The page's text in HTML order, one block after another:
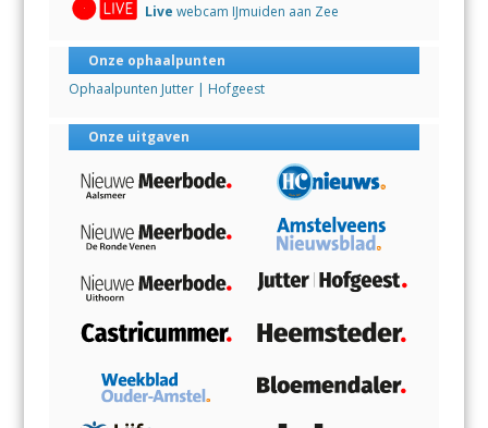
Live webcam IJmuiden aan Zee
Onze ophaalpunten
Ophaalpunten Jutter | Hofgeest
Onze uitgaven